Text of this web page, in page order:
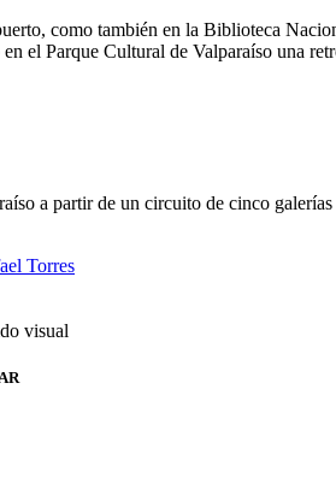
como también en la Biblioteca
el Parque Cultural de Valparaíso una
a partir de un circuito de cinco
Torres